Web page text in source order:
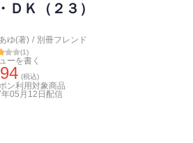
ＤＫ（２３）
ゆ(著) / 別冊フレンド
(1)
ーを書く
(税込)
ン利用対象商品
05月12日 配信